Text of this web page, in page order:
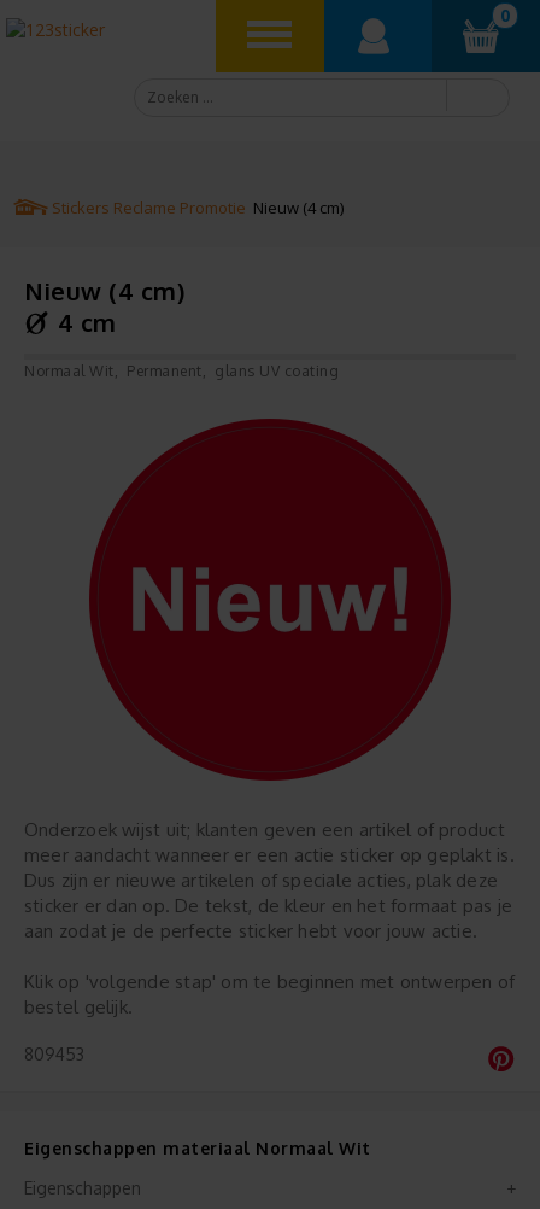
0
Stickers Reclame Promotie Nieuw (4 cm)
Nieuw (4 cm)
4 cm
Normaal Wit Permanent glans UV coating
Onderzoek wijst uit; klanten geven een artikel of product
meer aandacht wanneer er een actie sticker op geplakt is.
Dus zijn er nieuwe artikelen of speciale acties, plak deze
sticker er dan op. De tekst, de kleur en het formaat pas je
aan zodat je de perfecte sticker hebt voor jouw actie.
Klik op 'volgende stap' om te beginnen met ontwerpen of
bestel gelijk.
809453
Eigenschappen materiaal Normaal Wit
Eigenschappen